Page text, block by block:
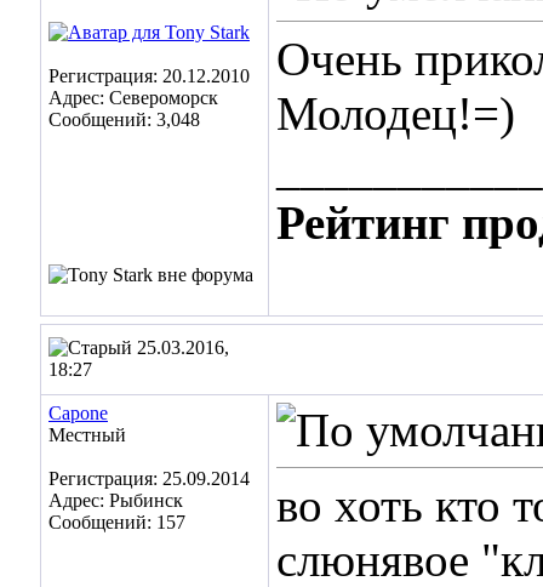
Регистрация: 20.12.2010
Адрес: Североморск
Сообщений: 3,048
Очень
Молодец!=)
Рейтинг
25.03.2016,
18:27
Capone
Местный
Регистрация: 25.09.2014
Адрес: Рыбинск
Сообщений: 157
во хоть кто
слюнявое